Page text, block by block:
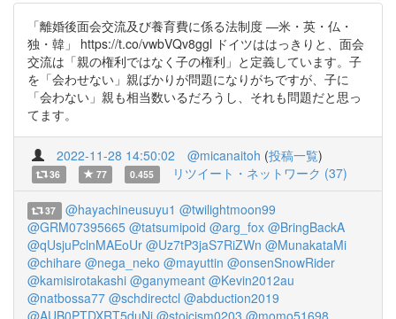
「離婚後面会交流及び養育費に係る法制度 ―米・英・仏・
独・韓」 https://t.co/vwbVQv8ggl ドイツははっきりと、面会
交流は「親の権利ではなく子の権利」と定義しています。子
を「会わせない」親ばかりが問題になりがちですが、子に
「会わない」親も相当数いるだろうし、それも問題だと思っ
てます。
2022-11-28 14:50:02 @micanaitoh (投稿一覧)
36 77 0.455 リツイート・ネットワーク (37)
37 @hayachineusuyu1 @twilightmoon99
@GRM07395665 @tatsumipoid @arg_fox @BringBackA
@qUsjuPclnMAEoUr @Uz7tP3jaS7RiZWn @MunakataMi
@chihare @nega_neko @mayuttin @onsenSnowRider
@kamisirotakashi @ganymeant @Kevin2012au
@natbossa77 @schdirectcl @abduction2019
@AUB0PTDXRT5duNj @stoicism0203 @momo51698